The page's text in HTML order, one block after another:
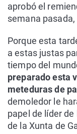
aprobó el
semana pasada,
Porque esta
a estas justas
tiempo del
preparado esta
meteduras de
demoledor le
papel de líder
de la Xunta de